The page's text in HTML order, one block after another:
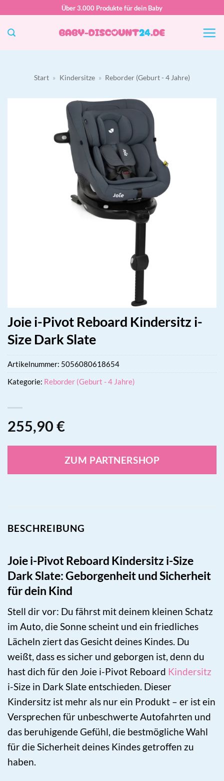
springen
Über 3.000 Produkte für dein Baby
Start » Kindersitze » Reborder (Geburt - 4 Jahre)
Joie i-Pivot Reboard Kindersitz i-
Size Dark Slate
255,90 €
ZUM PARTNERSHOP
Artikelnummer: 5056080618654
Kategorie: Reborder (Geburt - 4 Jahre)
BESCHREIBUNG
Joie i-Pivot Reboard Kindersitz i-Size
Dark Slate: Geborgenheit und Sicherheit
für dein Kind
Stell dir vor: Du fährst mit deinem kleinen Schatz
im Auto, die Sonne scheint und ein friedliches
Lächeln ziert das Gesicht deines Kindes. Du
weißt, dass es sicher und geborgen ist, denn du
hast dich für den Joie i-Pivot Reboard Kindersitz
i-Size in Dark Slate entschieden. Dieser
Kindersitz ist mehr als nur ein Produkt – er ist ein
Versprechen für unbeschwerte Autofahrten und
das beruhigende Gefühl, die bestmögliche Wahl
für die Sicherheit deines Kindes getroffen zu
haben.